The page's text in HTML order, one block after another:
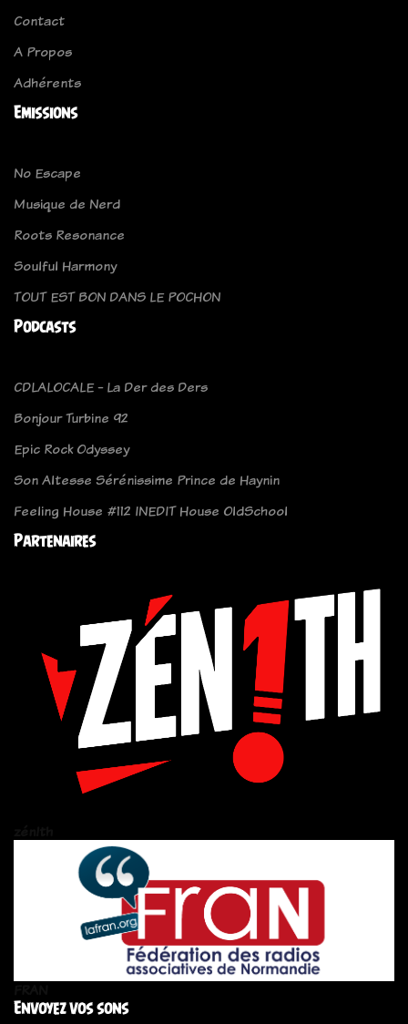
Contact
A Propos
Adhérents
Emissions
No Escape
Musique de Nerd
Roots Resonance
Soulful Harmony
TOUT EST BON DANS LE POCHON
Podcasts
CDLALOCALE - La Der des Ders
Bonjour Turbine 92
Epic Rock Odyssey
Son Altesse Sérénissime Prince de Haynin
Feeling House #112 INEDIT House OldSchool
Partenaires
Envoyez vos sons